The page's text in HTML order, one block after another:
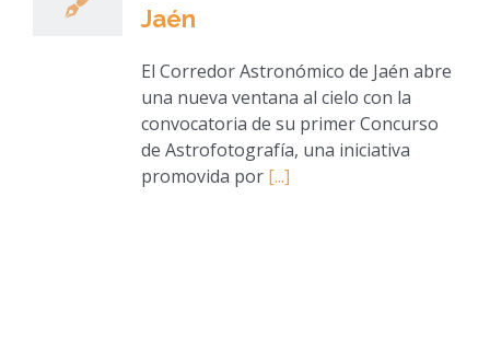
Jaén
El Corredor Astronómico de Jaén abre
una nueva ventana al cielo con la
convocatoria de su primer Concurso
de Astrofotografía, una iniciativa
promovida por [...]